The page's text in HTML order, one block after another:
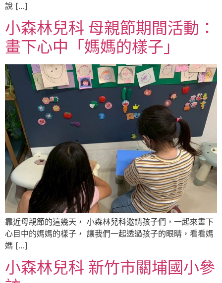
說 […]
小森林兒科 母親節期間活動：
畫下心中「媽媽的樣子」
靠近母親節的這幾天， 小森林兒科邀請孩子們，一起來畫下
心目中的媽媽的樣子， 讓我們一起透過孩子的眼睛，看看媽
媽 […]
小森林兒科 新竹市關埔國小參